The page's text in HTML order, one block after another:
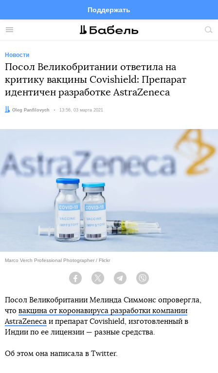
Меню
Поддержать
FacebookTelegramTwitter
Новости
Посол Великобритании ответила на
критику вакцины Covishield: Препарат
идентичен разработке AstraZeneca
Автор:
Oleg Panfilovych Дата:
13:56, 03 марта 2021
Marco Verch Professional Photographer / Flickr
Facebook Twitter Telegram
Посол Великобритании Мелинда Симмонс опровергла,
что вакцина от коронавируса разработки компании
AstraZeneca и препарат Covishield, изготовленный в
Индии по ее лицензии — разные средства.
Об этом она написала в Twitter.